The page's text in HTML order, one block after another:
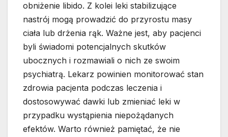
obniżenie libido. Z kolei leki stabilizujące
nastrój mogą prowadzić do przyrostu masy
ciała lub drżenia rąk. Ważne jest, aby pacjenci
byli świadomi potencjalnych skutków
ubocznych i rozmawiali o nich ze swoim
psychiatrą. Lekarz powinien monitorować stan
zdrowia pacjenta podczas leczenia i
dostosowywać dawki lub zmieniać leki w
przypadku wystąpienia niepożądanych
efektów. Warto również pamiętać, że nie